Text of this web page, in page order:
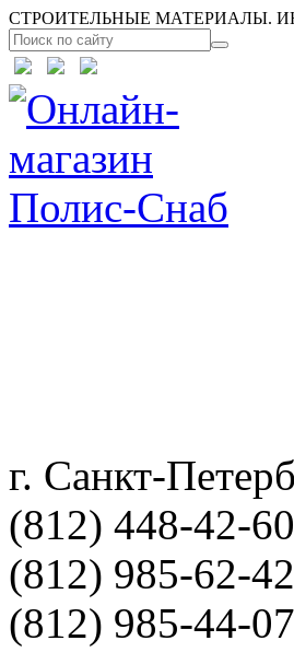
СТРОИТЕЛЬНЫЕ МАТЕРИАЛЫ.
г. Санкт-
(812) 448-42-60
(812) 985-62-42
(812) 985-44-07